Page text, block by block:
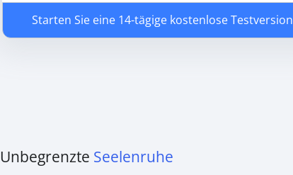
Starten Sie eine 14-tägige kostenlose Testversion
Unbegrenzte Seelenruhe